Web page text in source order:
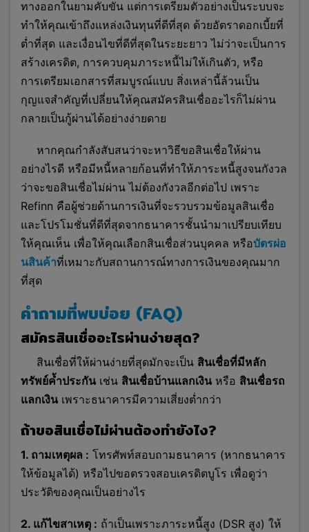
ทางออกในยามคับขัน แต่การเตรียมตัวอย่างเป็นระบบจะ
ทำให้คุณเข้าถึงแหล่งเงินทุนที่ดีที่สุด ด้วยอัตราดอกเบี้ยที่
ต่ำที่สุด และเงื่อนไขที่ดีที่สุดในระยะยาว ไม่ว่าจะเป็นการ
สร้างเครดิต, การควบคุมภาระหนี้ไม่ให้เกินตัว, หรือ
การเตรียมเอกสารที่สมบูรณ์แบบ สิ่งเหล่านี้ล้วนเป็น
กุญแจสำคัญที่เปลี่ยนให้คุณสมัครสินเชื่ออะไรก็ไม่ผ่าน
กลายเป็นกู้ผ่านได้อย่างง่ายดาย
หากคุณกำลังสับสนว่าจะหาวิธีขอสินเชื่อให้ผ่าน
อย่างไรดี หรือมีหนี้หลายก้อนที่ทำให้ภาระหนี้สูงจนกังวล
ว่าจะขอสินเชื่อไม่ผ่าน ไม่ต้องกังวลอีกต่อไป เพราะ
Refinn คือผู้ช่วยด้านการเงินที่จะรวบรวมข้อมูลสินเชื่อ
และโปรโมชั่นที่ดีที่สุดจากธนาคารชั้นนำมาเปรียบเทียบ
ให้คุณเห็น เพื่อให้คุณเลือกสินเชื่อส่วนบุคคล หรือบัตรผ่อ
นสินค้าที่เหมาะกับสถานการณ์ทางการเงินของคุณมาก
ที่สุด
คำถามที่พบบ่อย (FAQ)
สมัครสินเชื่ออะไรผ่านง่ายสุด?
สินเชื่อที่ให้ผ่านง่ายที่สุดมักจะเป็น สินเชื่อที่มีหลัก
ทรัพย์ค้ำประกัน เช่น สินเชื่อบ้านแลกเงิน หรือ สินเชื่อรถ
แลกเงิน เพราะธนาคารมีความเสี่ยงต่ำกว่า
ถ้าขอสินเชื่อไม่ผ่านต้องทำยังไง?
1. ถามเหตุผล : โทรศัพท์สอบถามธนาคาร (หากธนาคาร
ให้ข้อมูลได้) หรือไปขอตรวจสอบเครดิตบูโร เพื่อดูว่า
ประวัติของคุณเป็นอย่างไร
2. แก้ไขสาเหตุ : ถ้าเป็นเพราะภาระหนี้สูง (DSR สูง) ให้